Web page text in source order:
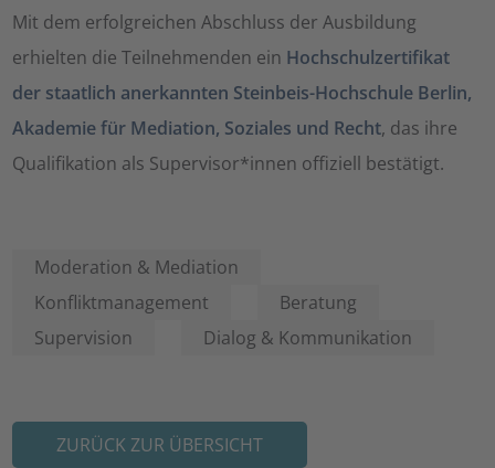
Mit dem erfolgreichen Abschluss der Ausbildung
erhielten die Teilnehmenden ein Hochschulzertifikat
der staatlich anerkannten Steinbeis-Hochschule Berlin,
Akademie für Mediation, Soziales und Recht, das ihre
Qualifikation als Supervisor*innen offiziell bestätigt.
Moderation & Mediation
Konfliktmanagement
Beratung
Supervision
Dialog & Kommunikation
ZURÜCK ZUR ÜBERSICHT